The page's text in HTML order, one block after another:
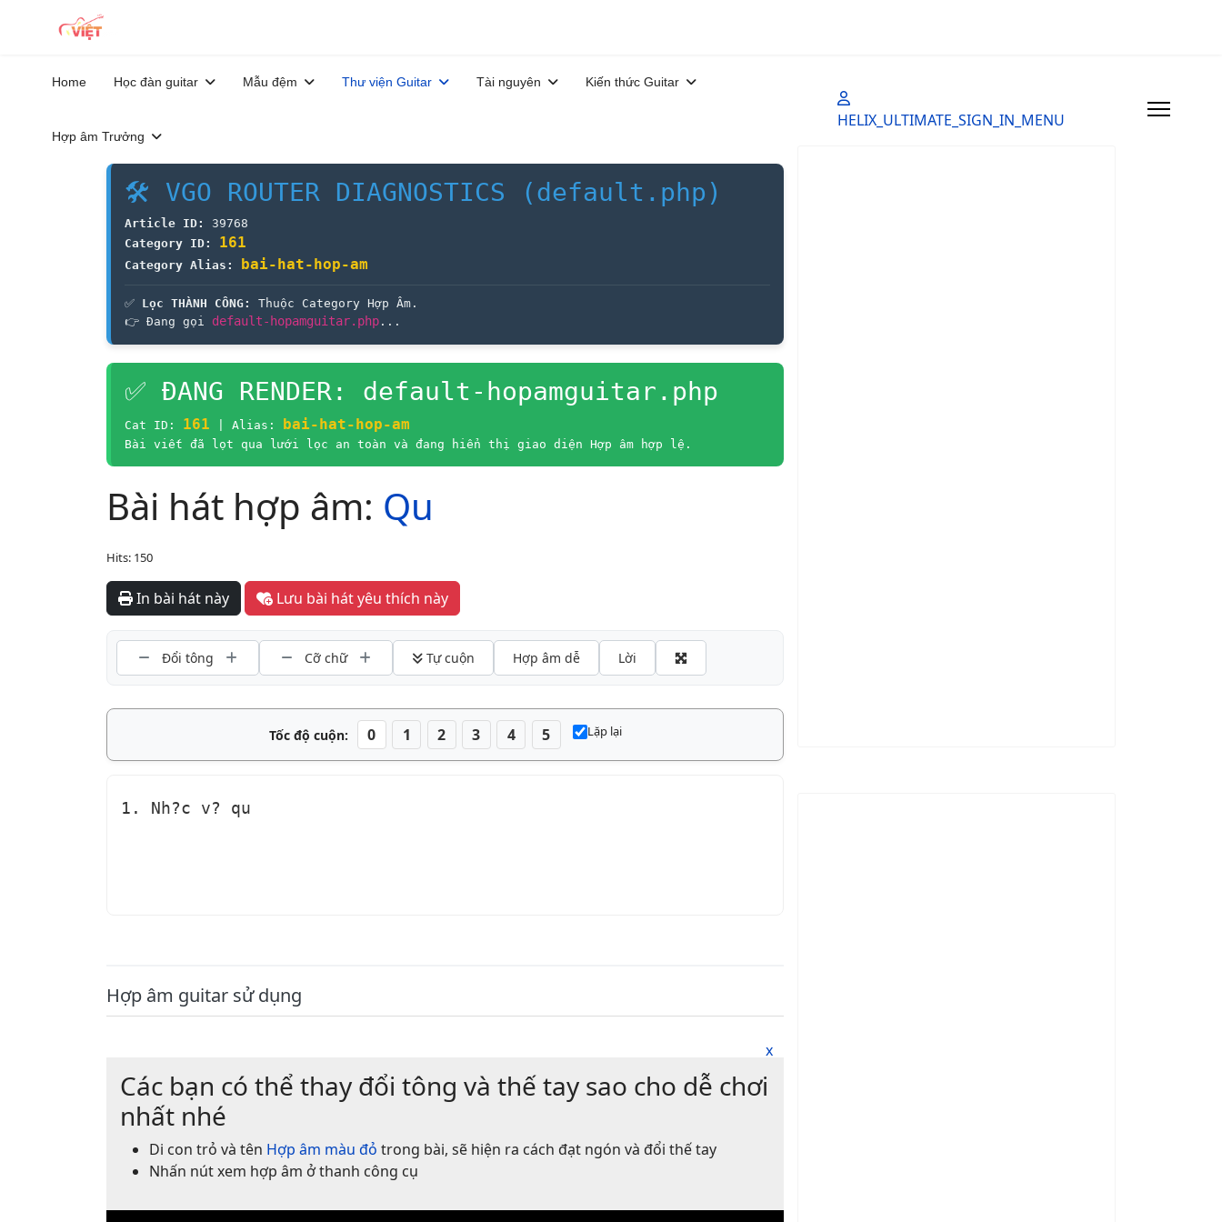
Home Học đàn guitar Mẫu đệm Thư viện Guitar Tài nguyên Kiến thức Guitar
Hợp âm Trưởng
HELIX_ULTIMATE_SIGN_IN_MENU
🛠 VGO ROUTER DIAGNOSTICS (default.php)
Article ID:
39768
Category ID:
161
Category Alias: bai-hat-hop-am
✅ Lọc THÀNH CÔNG:
Thuộc Category Hợp Âm.
👉 Đang gọi default-hopamguitar.php ...
✅ ĐANG RENDER: default-hopamguitar.php
Cat ID: 161 | Alias: bai-hat-hop-am
Bài viết đã lọt qua lưới lọc an toàn và đang hiển thị giao diện Hợp âm hợp lệ.
Bài hát hợp âm: Qu
Hits: 150
In bài hát này Lưu bài hát yêu thích này
Đổi tông Cỡ chữ Tự cuộn Hợp âm dễ Lời
Tốc độ cuộn: 0 1 2 3 4 5 Lặp lại
1. Nh?c v? qu
Hợp âm guitar sử dụng
x
Các bạn có thể thay đổi tông và thế tay sao cho dễ chơi
nhất nhé
Di con trỏ và tên Hợp âm màu đỏ trong bài, sẽ hiện ra cách đạt ngón và đổi thế tay
Nhấn nút xem hợp âm ở thanh công cụ